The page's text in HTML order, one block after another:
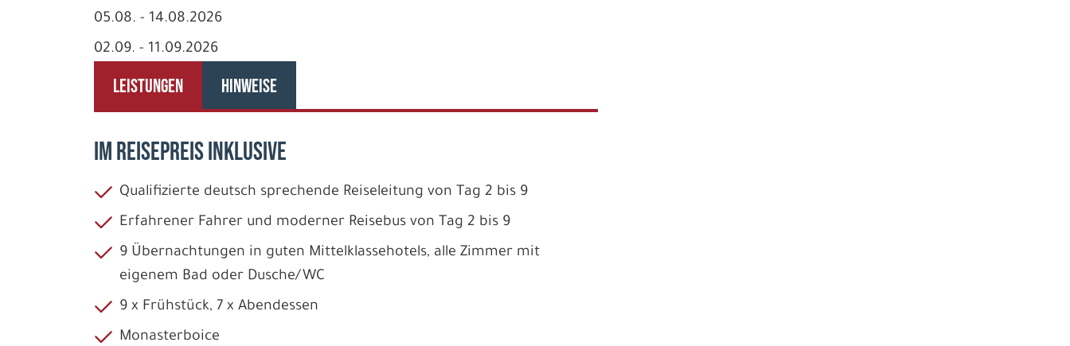
05.08. - 14.08.2026
02.09. - 11.09.2026
LEISTUNGEN HINWEISE
IM REISEPREIS INKLUSIVE
Qualifizierte deutsch sprechende Reiseleitung von Tag 2 bis 9
Erfahrener Fahrer und moderner Reisebus von Tag 2 bis 9
9 Übernachtungen in guten Mittelklassehotels, alle Zimmer mit
eigenem Bad oder Dusche/WC
9 x Frühstück, 7 x Abendessen
Monasterboice